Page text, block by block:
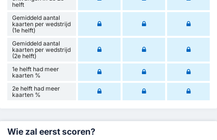
helft
Gemiddeld aantal
kaarten per wedstrijd
(1e helft)
Gemiddeld aantal
kaarten per wedstrijd
(2e helft)
1e helft had meer
kaarten %
2e helft had meer
kaarten %
Wie zal eerst scoren?